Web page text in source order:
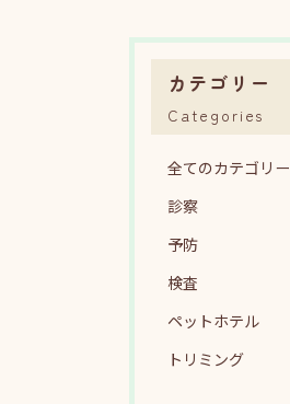
カテゴリー
Categories
全てのカテゴリー
診察
予防
検査
ペットホテル
トリミング